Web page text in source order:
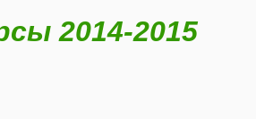
2014-2015